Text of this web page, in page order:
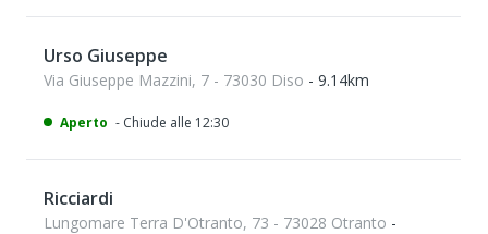
Urso Giuseppe
Via Giuseppe Mazzini, 7 - 73030 Diso - 9.14km
Aperto - Chiude alle 12:30
Ricciardi
Lungomare Terra D'Otranto, 73 - 73028 Otranto -